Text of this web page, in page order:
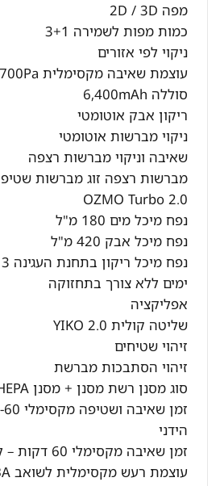
מפה 2D / 3D
כמות מפות לשמירה 3+1
ניקוי לפי אזורים
עוצמת שאיבה מקסימלית 8,700Pa
סוללה 6,400mAh
ריקון אבק אוטומטי
ניקוי מברשות אוטומטי
שאיבה וניקוי מברשות רצפה
OZMO Turbo 2.0
נפח מיכל מים 180 מ"ל
נפח מיכל אבק 420 מ"ל
ימים ללא צורך בתחזוקה
אפליקציה
שליטה קולית YIKO 2.0
זיהוי שטיחים
זיהוי הסתבכות מברשת
סוג מסנן רשת מסנן + מסנן HEPA
הידני
זמן שאיבה מקסימלי 60 דקות – לשואב הידני
עוצמת רעש מקסימלית לשואב 82dBA